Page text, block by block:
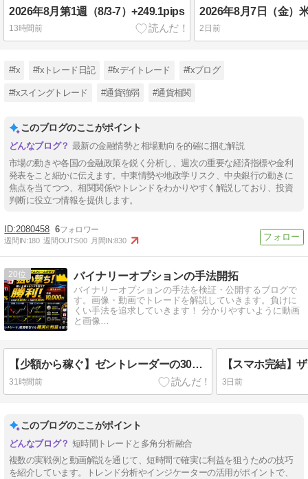
2026年8月第1週（8/3-7）+249.1pips
13時間前
2026年8月7日（金）
2日前
#fx #fxトレード日記 #fxデイトレード #fxブログ
#fxスイングトレード #通貨強弱 #通貨相関
このブログのここがポイント
最新の金融情勢と相場動向を的確に掴む解説
市場の動きや各国の金融政策を鋭く分析し、週次の重要な経済指標や金利
発表をこと細かに伝えます。中東情勢や地政学リスク、中央銀行の動きに
焦点を当てつつ、相関関係やトレンドをわかりやすく解説しており、投資
判断に役立つ情報を提供します。
2080458 6
週間IN:180 週間OUT:500 月間IN:830
20 バイナリーオプションの手法開拓
バイナリーオプションの手法を検証・公開するブログで
す。画像・動画でトレードを解説していきます。負けに
くい手法を追求していきます！ 分かりやすいように動画
と画像…
【少額から稼ぐ】ゼントレーダーの30秒取引で勝率アップ！マルチタイムフレーム分析のコツ大公開
31時間前 3日前
このブログのここがポイント
短時間トレードと多角分析融合
複数の実戦例と動画解説を通じて、短時間で確実に利益を狙うための技巧
を紹介しています。トレンド分析やインジケーターの活用がポイントで、